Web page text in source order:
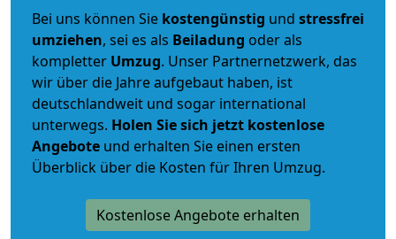
Bei uns können Sie kostengünstig und stressfrei
umziehen, sei es als Beiladung oder als
kompletter Umzug. Unser Partnernetzwerk, das
wir über die Jahre aufgebaut haben, ist
deutschlandweit und sogar international
unterwegs. Holen Sie sich jetzt kostenlose
Angebote und erhalten Sie einen ersten
Überblick über die Kosten für Ihren Umzug.
Kostenlose Angebote erhalten